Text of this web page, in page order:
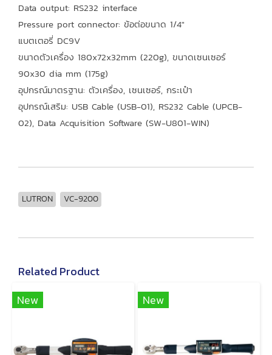
Data output: RS232 interface
Pressure port connector: ข้อต่อขนาด 1/4"
แบตเตอรี่ DC9V
ขนาดตัวเครื่อง 180x72x32mm (220g), ขนาดเซนเซอร์
90x30 dia mm (175g)
อุปกรณ์มาตรฐาน: ตัวเครื่อง, เซนเซอร์, กระเป๋า
อุปกรณ์เสริม: USB Cable (USB-01), RS232 Cable (UPCB-
02), Data Acquisition Software (SW-U801-WIN)
LUTRON VC-9200
Related Product
New
New